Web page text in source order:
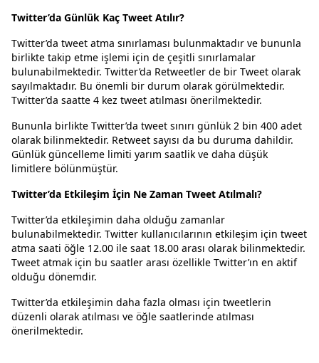
Twitter’da Günlük Kaç Tweet Atılır?
Twitter’da tweet atma sınırlaması bulunmaktadır ve bununla
birlikte takip etme işlemi için de çeşitli sınırlamalar
bulunabilmektedir. Twitter’da Retweetler de bir Tweet olarak
sayılmaktadır. Bu önemli bir durum olarak görülmektedir.
Twitter’da saatte 4 kez tweet atılması önerilmektedir.
Bununla birlikte Twitter’da tweet sınırı günlük 2 bin 400 adet
olarak bilinmektedir. Retweet sayısı da bu duruma dahildir.
Günlük güncelleme limiti yarım saatlik ve daha düşük
limitlere bölünmüştür.
Twitter’da Etkileşim İçin Ne Zaman Tweet Atılmalı?
Twitter’da etkileşimin daha olduğu zamanlar
bulunabilmektedir. Twitter kullanıcılarının etkileşim için tweet
atma saati öğle 12.00 ile saat 18.00 arası olarak bilinmektedir.
Tweet atmak için bu saatler arası özellikle Twitter’ın en aktif
olduğu dönemdir.
Twitter’da etkileşimin daha fazla olması için tweetlerin
düzenli olarak atılması ve öğle saatlerinde atılması
önerilmektedir.